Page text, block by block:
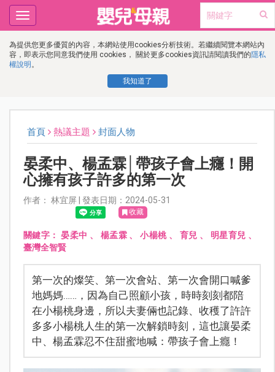
為提供您更多優質的內容，本網站使用cookies分析技術。若繼續閱覽本網站內
容，即表示您同意我們使用 cookies， 關於更多cookies資訊請閱讀我們的隱私
權說明 。
我知道了
Toggle
navigation
首頁 熱議主題 封面人物
晏柔中、楊孟霖│帶孩子會上癮！開
心擁有孩子許多的第一次
作者： 林宜屏 | 發表日期：2024-05-31
收藏
關鍵字：晏柔中 、 楊孟霖、小楊桃、 育兒 、 明星育兒 、
臺灣全智賢
第一次的燦笑、第一次會站、第一次會開口喊爹
地媽媽……，因為自己照顧小孩，時時刻刻都陪
在小楊桃身邊，所以夫妻倆也記錄、收穫了許許
多多小楊桃人生的第一次解鎖時刻，這也讓晏柔
中、楊孟霖忍不住甜蜜地喊：帶孩子會上癮！